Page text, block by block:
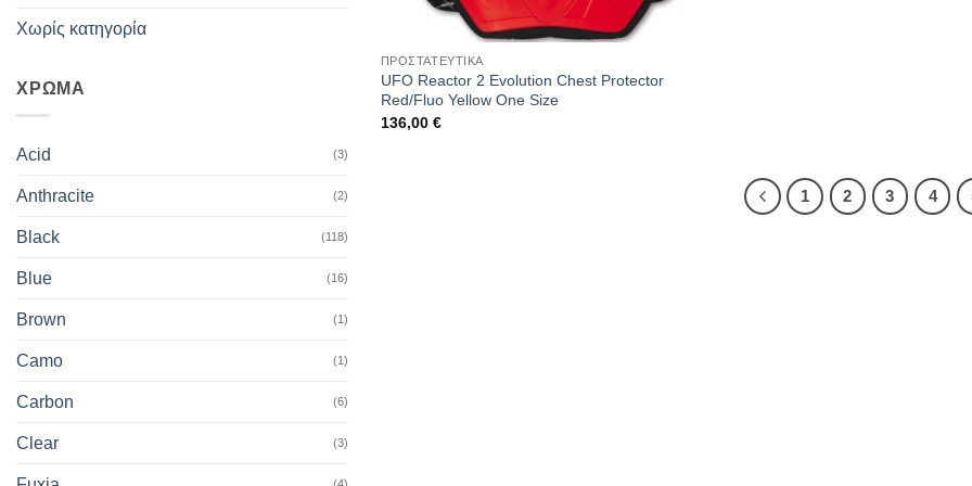
Χωρίς κατηγορία
ΧΡΩΜΑ
Acid (3)
Anthracite (2)
Black (118)
Blue (16)
Brown (1)
Camo (1)
Carbon (6)
Clear (3)
ΠΡΟΣΤΑΤΕΥΤΙΚΑ
UFO Reactor 2 Evolution Chest Protector
Red/Fluo Yellow One Size
136,00 €
1 2 3 4